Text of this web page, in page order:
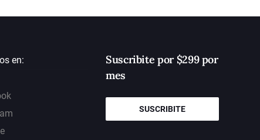
en:
Suscribite por $299 por
mes
SUSCRIBITE